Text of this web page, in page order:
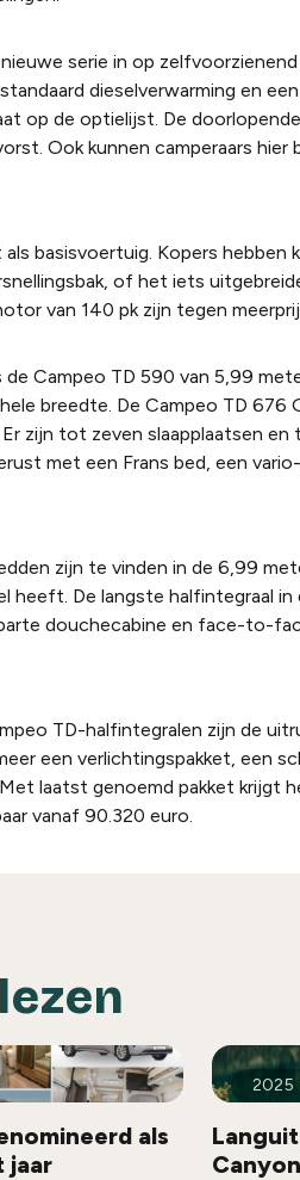
serie in op
dieselverwarming en
op de optielijst. De
Ook kunnen camperaars hier
basisvoertuig. Kopers
of het iets
van 140 pk zijn tegen
de Campeo TD 590 van 5,99
breedte. De Campeo TD
zijn tot zeven slaapplaatsen
met een Frans bed, een
zijn te vinden in de 6,99
heeft. De langste halfintegraal in
douchecabine en face-to-
TD-halfintegralen zijn de
een verlichtingspakket, een
laatst genoemd pakket krijgt
vanaf 90.320 euro.
als
jaar
2025